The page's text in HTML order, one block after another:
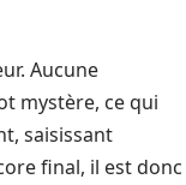
Aucune
mystère, ce qui
saisissant
final, il est donc